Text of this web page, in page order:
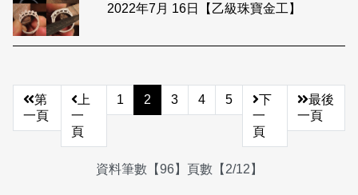
2022年7月 16日【乙級珠寶金工】
第
一頁
上
一
頁
1 2 3 4 5
下
一
頁
最後
一頁
資料筆數【96】頁數【2/12】